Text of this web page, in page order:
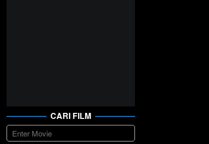
CARI FILM